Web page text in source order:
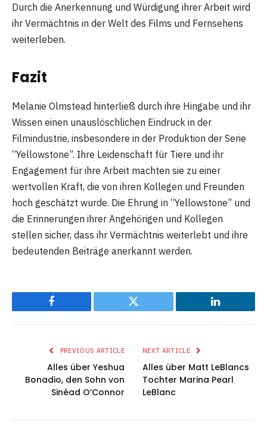
Durch die Anerkennung und Würdigung ihrer Arbeit wird
ihr Vermächtnis in der Welt des Films und Fernsehens
weiterleben.
Fazit
Melanie Olmstead hinterließ durch ihre Hingabe und ihr
Wissen einen unauslöschlichen Eindruck in der
Filmindustrie, insbesondere in der Produktion der Serie
“Yellowstone”. Ihre Leidenschaft für Tiere und ihr
Engagement für ihre Arbeit machten sie zu einer
wertvollen Kraft, die von ihren Kollegen und Freunden
hoch geschätzt wurde. Die Ehrung in “Yellowstone” und
die Erinnerungen ihrer Angehörigen und Kollegen
stellen sicher, dass ihr Vermächtnis weiterlebt und ihre
bedeutenden Beiträge anerkannt werden.
Facebook Twitter LinkedIn
PREVIOUS ARTICLE
Alles über Yeshua
Bonadio, den Sohn von
Sinéad O’Connor
NEXT ARTICLE
Alles über Matt LeBlancs
Tochter Marina Pearl
LeBlanc